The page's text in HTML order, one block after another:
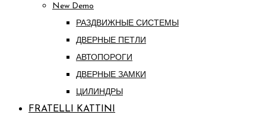
New Demo
РАЗДВИЖНЫЕ СИСТЕМЫ
ДВЕРНЫЕ ПЕТЛИ
АВТОПОРОГИ
ДВЕРНЫЕ ЗАМКИ
ЦИЛИНДРЫ
FRATELLI KATTINI